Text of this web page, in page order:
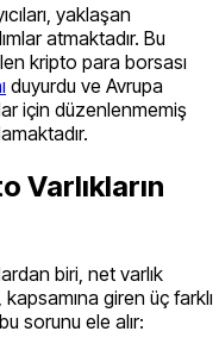
yaklaşan
atmaktadır. Bu
kripto para borsası
duyurdu ve Avrupa
için düzenlenmemiş
Varlıkların
biri, net varlık
kapsamına giren üç farklı
sorunu ele alır: